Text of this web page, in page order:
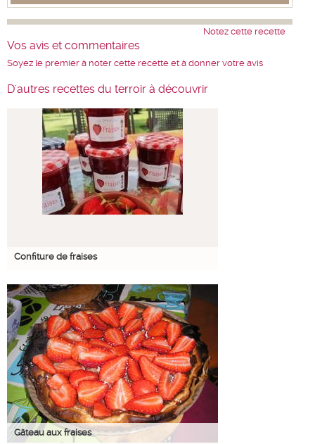
Notez cette recette
Vos avis et commentaires
Soyez le premier à noter cette recette et à donner votre avis
D'autres recettes du terroir à découvrir
Confiture de fraises
Gâteau aux fraises